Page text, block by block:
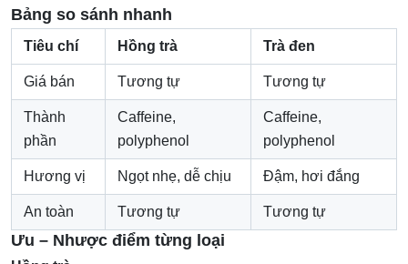
Bảng so sánh nhanh
Tiêu chí Hồng trà Trà đen
Giá bán Tương tự Tương tự
Thành
phần
Caffeine,
polyphenol
Caffeine,
polyphenol
Hương vị Ngọt nhẹ, dễ chịu Đậm, hơi đắng
An toàn Tương tự Tương tự
Ưu – Nhược điểm từng loại